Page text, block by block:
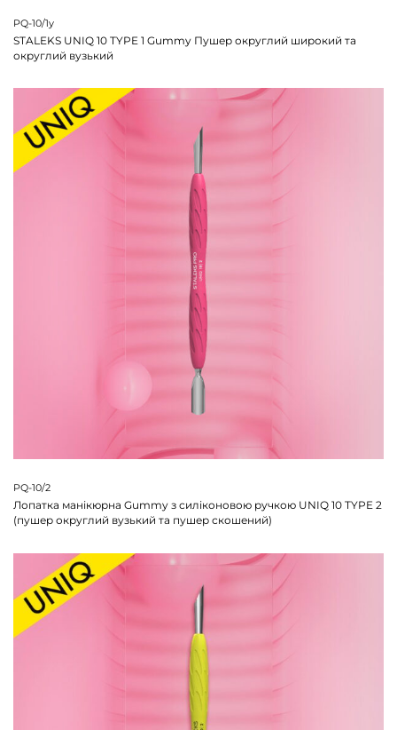
PQ-10/1y
STALEKS UNIQ 10 TYPE 1 Gummy Пушер округлий широкий та
округлий вузький
PQ-10/2
Лопатка манікюрна Gummy з силіконовою ручкою UNIQ 10 TYPE 2
(пушер округлий вузький та пушер скошений)